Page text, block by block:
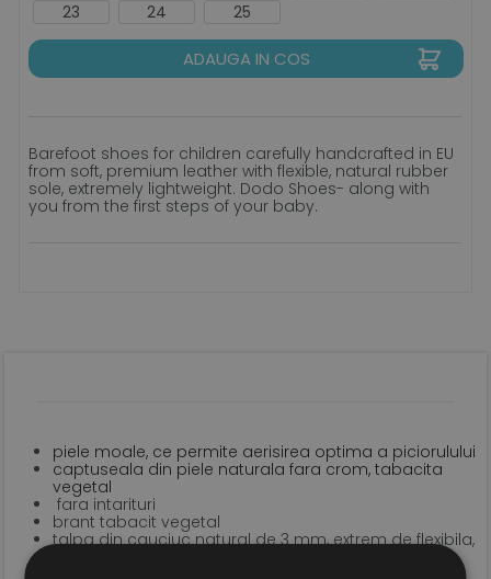
23
24 25
ADAUGA IN COS
Barefoot shoes for children carefully handcrafted in EU
from soft, premium leather with flexible, natural rubber
sole, extremely lightweight. Dodo Shoes- along with
you from the first steps of your baby.
piele moale, ce permite aerisirea optima a piciorulului
captuseala din piele naturala fara crom, tabacita
vegetal
fara intarituri
brant tabacit vegetal
talpa din cauciuc natural de 3 mm, extrem de flexibila,